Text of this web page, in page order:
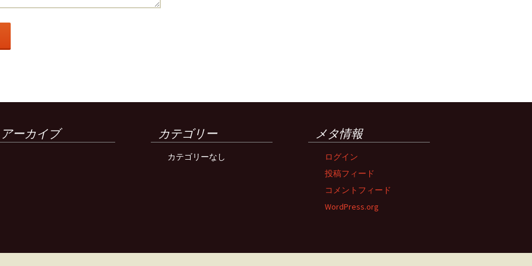
アーカイブ カテゴリー
カテゴリーなし
メタ情報
ログイン
投稿フィード
コメントフィード
WordPress.org